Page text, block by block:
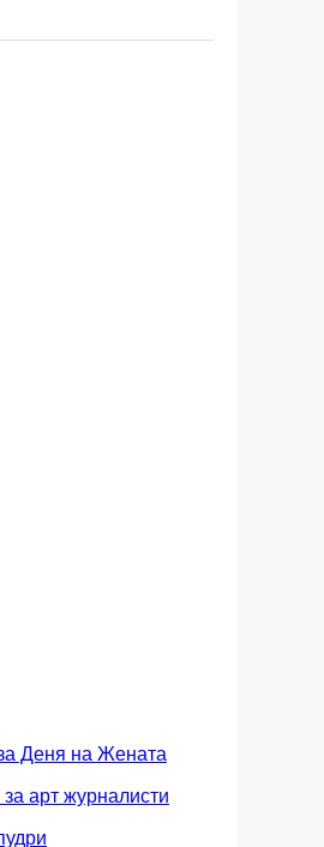
Деня на Жената
арт журналисти